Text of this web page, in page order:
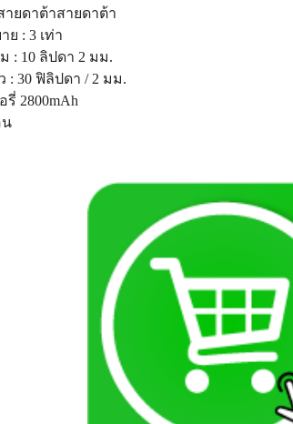
ยดาต้าสายดาต้า
: 3 เท่า
: 10 ลิปดา 2 มม.
: 30 ฟิลิปดา / 2 มม.
รี่ 2800mAh
น